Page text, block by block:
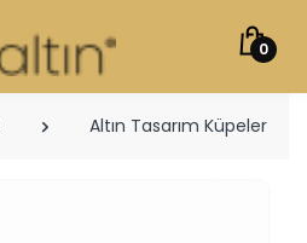
0
Altın Tasarım Küpeler